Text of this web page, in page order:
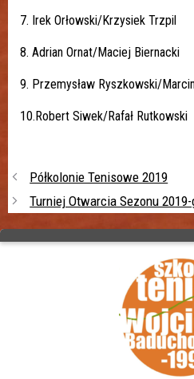
7. Irek Orłowski/Krzysiek Trzpil
8. Adrian Ornat/Maciej Biernacki
9. Przemysław Ryszkowski/
10.Robert Siwek/Rafał Rutkowski
Półkolonie Tenisowe 2019
Turniej Otwarcia Sezonu